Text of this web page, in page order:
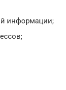
информации;